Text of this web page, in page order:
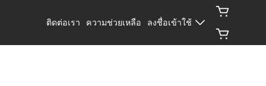
ติดต่อเรา ความช่วยเหลือ ลงชื่อเข้าใช้